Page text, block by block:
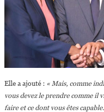
Elle a ajouté : « Mais, comme
vous devez le prendre comme il
faire et ce dont vous êtes